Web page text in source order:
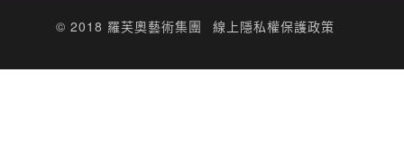
© 2018 羅芙奧藝術集團 線上隱私權保護政策